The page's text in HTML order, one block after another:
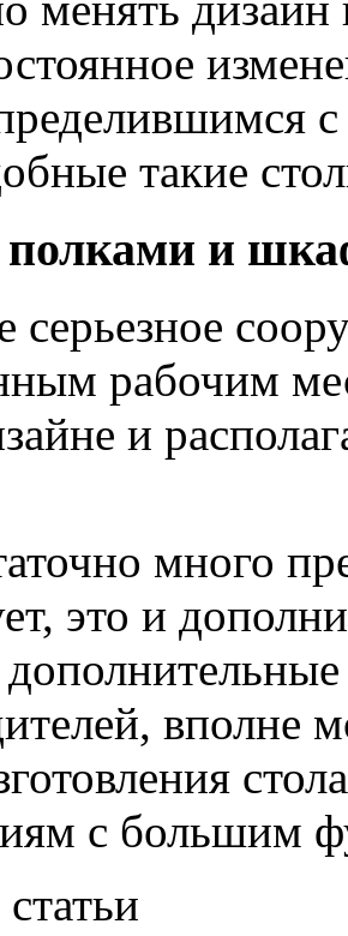
такие
полками и
серьезное
рабочим
и
много
это и
вполне
с большим